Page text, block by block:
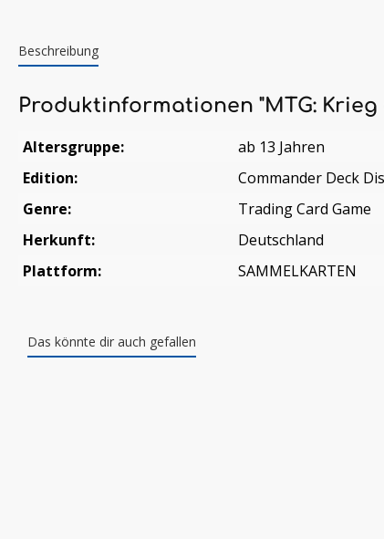
Beschreibung
Produktinformationen "MTG:
Altersgruppe:
ab 13 Jahren
Edition:
Commander Deck
Genre:
Trading Card Game
Herkunft:
Deutschland
Plattform:
SAMMELKARTEN
Das könnte dir auch gefallen